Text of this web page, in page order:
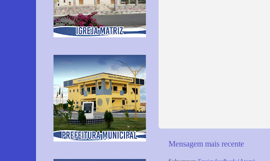
Mensagem mais recente